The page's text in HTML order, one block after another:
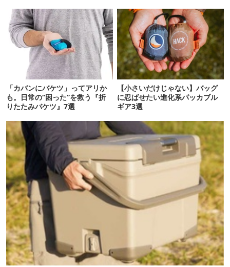
「カバンにバケツ」ってアリか
も。日常の“困った”を救う『折
りたたみバケツ』7選
【小さいだけじゃない】バッグ
に忍ばせたい進化系パッカブル
ギア3選